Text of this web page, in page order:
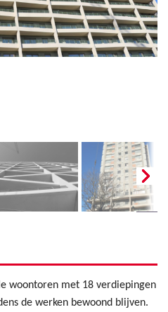
woontoren met 18 verdiepingen
de werken bewoond blijven.